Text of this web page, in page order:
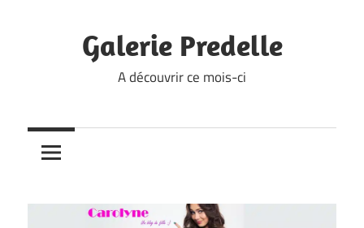
Galerie Predelle
A découvrir ce mois-ci